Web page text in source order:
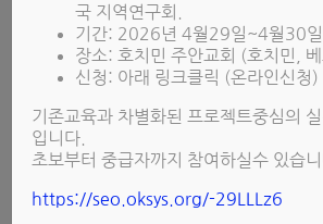
국 지역연구회.
기간: 2026년 4월29일~4월30일.
장소: 호치민 주안교회 (호치민,
신청: 아래 링크클릭 (온라인신청)
기존교육과 차별화된 프로젝트중심의
입니다.
초보부터 중급자까지 참여하실수 있습니
https://seo.oksys.org/-29LLLz6